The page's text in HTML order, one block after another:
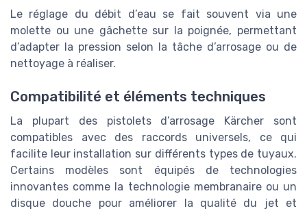
Le réglage du débit d’eau se fait souvent via une
molette ou une gâchette sur la poignée, permettant
d’adapter la pression selon la tâche d’arrosage ou de
nettoyage à réaliser.
Compatibilité et éléments techniques
La plupart des pistolets d’arrosage Kärcher sont
compatibles avec des raccords universels, ce qui
facilite leur installation sur différents types de tuyaux.
Certains modèles sont équipés de technologies
innovantes comme la technologie membranaire ou un
disque douche pour améliorer la qualité du jet et